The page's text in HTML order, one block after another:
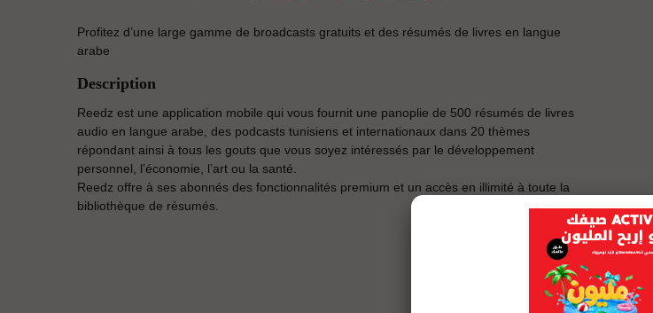
Profitez d’une large gamme de broadcasts gratuits et des résumés de livres en langue
arabe
Description
Reedz est une application mobile qui vous fournit une panoplie de 500 résumés de livres
audio en langue arabe, des podcasts tunisiens et internationaux dans 20 thèmes
répondant ainsi à tous les gouts que vous soyez intéressés par le développement
personnel, l’économie, l’art ou la santé.
Reedz offre à ses abonnés des fonctionnalités premium et un accès en illimité à toute la
bibliothèque de résumés.